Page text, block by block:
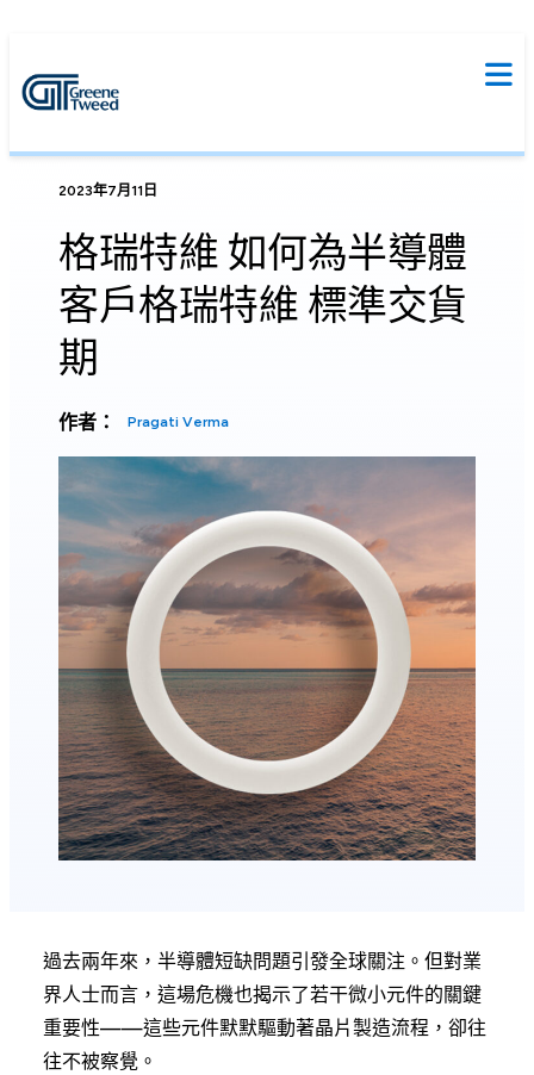
2023年7月11日
格瑞特維 如何為半導體
客戶格瑞特維 標準交貨
期
作者： Pragati Verma
過去兩年來，半導體短缺問題引發全球關注。但對業
界人士而言，這場危機也揭示了若干微小元件的關鍵
重要性——這些元件默默驅動著晶片製造流程，卻往
往不被察覺。